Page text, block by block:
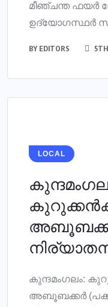
മീഞ്ചന്ത ഫയര്‍
ഉദ്യോഗസ്ഥര്‍
BY EDITORS
LOCAL
കുന്ദമംഗലം:
അബൂബക്കര്‍